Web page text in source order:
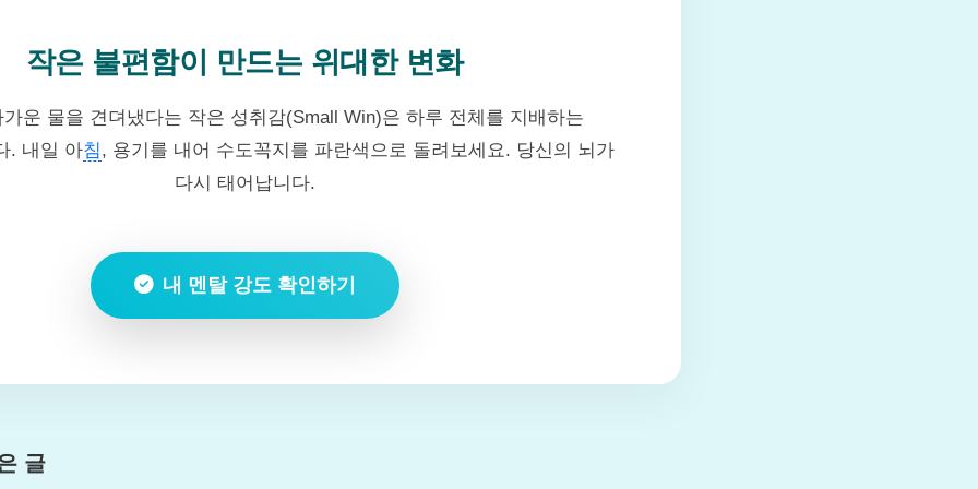
작은 불편함이 만드는 위대한 변화
운 물을 견뎌냈다는 작은 성취감(Small Win)은 하루 전체를 지배하는
. 내일 아침, 용기를 내어 수도꼭지를 파란색으로 돌려보세요. 당신의 뇌가
다시 태어납니다.
내 멘탈 강도 확인하기
글